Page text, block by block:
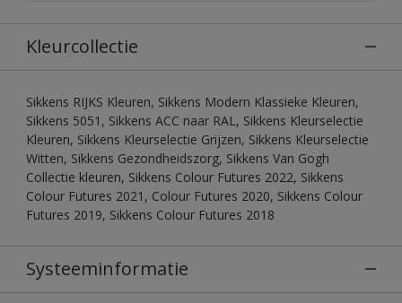
Kleurcollectie
Sikkens RIJKS Kleuren, Sikkens Modern Klassieke Kleuren,
Sikkens 5051, Sikkens ACC naar RAL, Sikkens Kleurselectie
Kleuren, Sikkens Kleurselectie Grijzen, Sikkens Kleurselectie
Witten, Sikkens Gezondheidszorg, Sikkens Van Gogh
Collectie kleuren, Sikkens Colour Futures 2022, Sikkens
Colour Futures 2021, Colour Futures 2020, Sikkens Colour
Futures 2019, Sikkens Colour Futures 2018
Systeeminformatie